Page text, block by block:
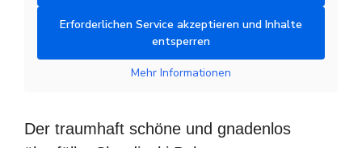
Erforderlichen Service akzeptieren und Inhalte
entsperren
Mehr Informationen
Der traumhaft schöne und gnadenlos